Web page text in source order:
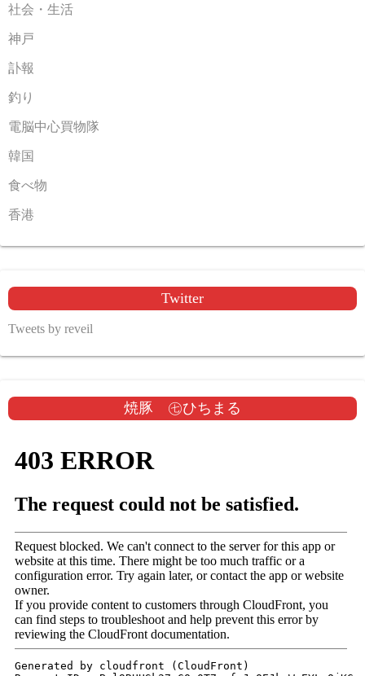
社会・生活
神戸
訃報
釣り
電脳中心買物隊
韓国
食べ物
香港
Twitter
Tweets by reveil
焼豚 ㊆ひちまる